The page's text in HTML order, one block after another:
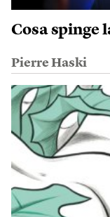
Cosa spinge
Pierre Haski